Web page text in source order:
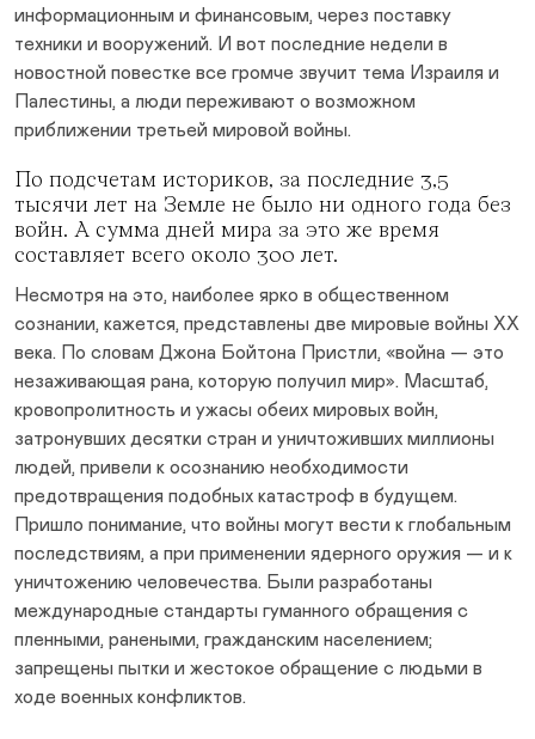
информационным и финансовым, через поставку
техники и вооружений. И вот последние недели в
новостной повестке все громче звучит тема Израиля и
Палестины, а люди переживают о возможном
приближении третьей мировой войны.
По подсчетам историков, за последние 3,5
тысячи лет на Земле не было ни одного года без
войн. А сумма дней мира за это же время
составляет всего около 300 лет.
Несмотря на это, наиболее ярко в общественном
сознании, кажется, представлены две мировые войны XX
века. По словам Джона Бойтона Пристли, «война — это
незаживающая рана, которую получил мир». Масштаб,
кровопролитность и ужасы обеих мировых войн,
затронувших десятки стран и уничтоживших миллионы
людей, привели к осознанию необходимости
предотвращения подобных катастроф в будущем.
Пришло понимание, что войны могут вести к глобальным
последствиям, а при применении ядерного оружия — и к
уничтожению человечества. Были разработаны
международные стандарты гуманного обращения с
пленными, ранеными, гражданским населением;
запрещены пытки и жестокое обращение с людьми в
ходе военных конфликтов.